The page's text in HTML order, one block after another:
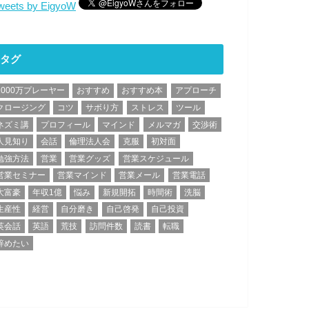
by EigyoW
タグ
万プレーヤー おすすめ おすすめ本
アプローチ
ロージング
コツ サボり方 ストレス
ツール
ズミ講
プロフィール マインド メルマガ
交渉術
見知り
会話 倫理法人会 克服
初対面
強方法
営業 営業グッズ
営業スケジュール
業セミナー
営業マインド 営業メール
営業電話
富豪
年収1億 悩み 新規開拓 時間術
洗脳
産性
経営 自分磨き 自己啓発
自己投資
会話
英語 荒技 訪問件数 読書
転職
めたい